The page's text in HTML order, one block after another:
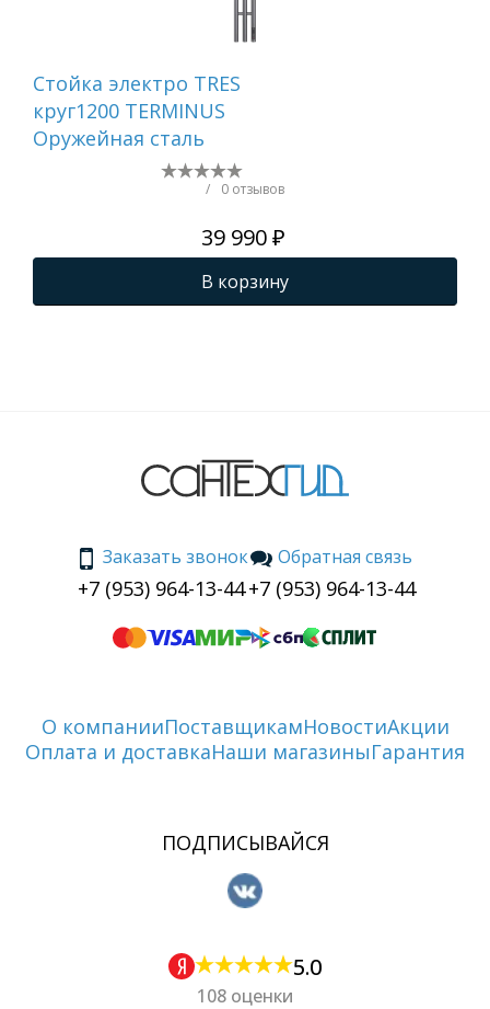
Стойка электро TRES
круг1200 TERMINUS
Оружейная сталь
/ 0 отзывов
39 990 ₽
В корзину
Заказать звонок
+7 (953) 964-13-44
Обратная связь
+7 (953) 964-13-44
О компанииПоставщикамНовостиАкции
Оплата и доставкаНаши магазиныГарантия
ПОДПИСЫВАЙСЯ
5.0
108 оценки